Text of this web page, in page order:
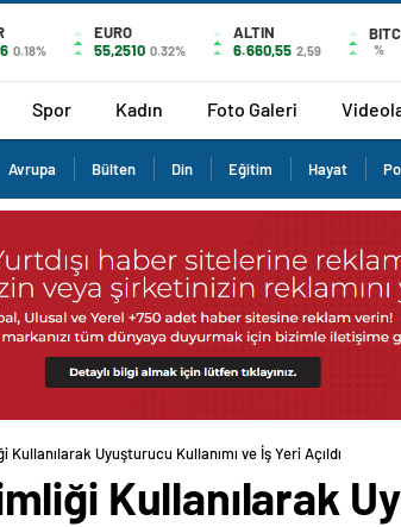
0.18%
EURO
55,2510 0.32%
ALTIN
6.660,55 2,59 %
Spor Kadın Foto Galeri
Avrupa Bülten Din Eğitim Hayat
Kullanılarak Uyuşturucu Kullanımı ve İş Yeri Açıldı
Kullanılarak